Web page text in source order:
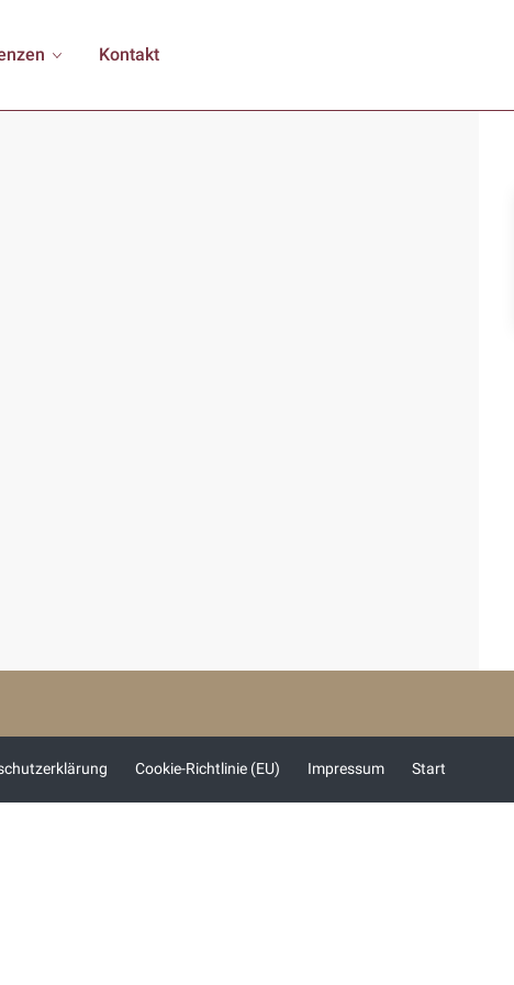
Kontakt
Cookie-Richtlinie (EU) Impressum Start